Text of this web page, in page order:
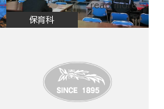
read more
保育科